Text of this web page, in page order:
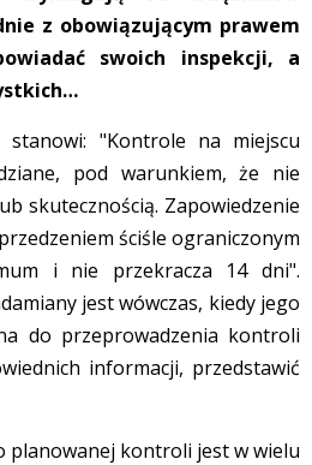
z obowiązującym prawem
swoich inspekcji, a
stanowi: "Kontrole na miejscu
pod warunkiem, że nie
skutecznością. Zapowiedzenie
ściśle ograniczonym
i nie przekracza 14 dni".
jest wówczas, kiedy jego
do przeprowadzenia kontroli
informacji, przedstawić
planowanej kontroli jest w wielu